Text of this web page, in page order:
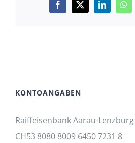
Facebook
X LinkedIn
KONTOANGABEN
Raiffeisenbank Aarau-Lenzburg
CH53 8080 8009 6450 7231 8